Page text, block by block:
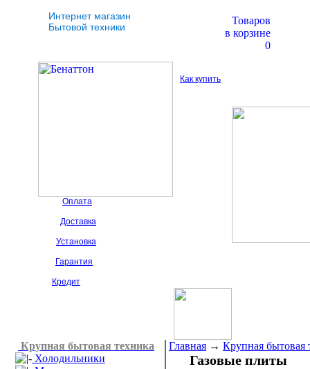
Интернет магазин
Бытовой техники
Товаров
в корзине
0
Как купить
Оплата
Доставка
Установка
Гарантия
Кредит
Крупная бытовая техника
Холодильники
Главная → Крупная бытовая
Газовые плиты